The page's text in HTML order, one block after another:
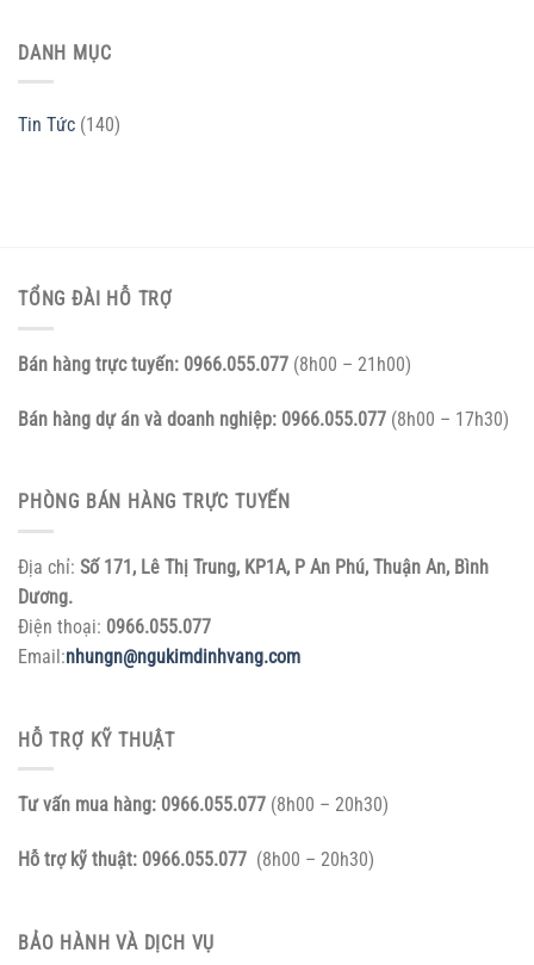
DANH MỤC
Tin Tức (140)
TỔNG ĐÀI HỖ TRỢ
Bán hàng trực tuyến: 0966.055.077 (8h00 – 21h00)
Bán hàng dự án và doanh nghiệp: 0966.055.077 (8h00 – 17h30)
PHÒNG BÁN HÀNG TRỰC TUYẾN
Địa chỉ: Số 171, Lê Thị Trung, KP1A, P An Phú, Thuận An, Bình
Dương.
Điện thoại: 0966.055.077
Email:nhungn@ngukimdinhvang.com
HỖ TRỢ KỸ THUẬT
Tư vấn mua hàng: 0966.055.077 (8h00 – 20h30)
Hỗ trợ kỹ thuật: 0966.055.077 (8h00 – 20h30)
BẢO HÀNH VÀ DỊCH VỤ